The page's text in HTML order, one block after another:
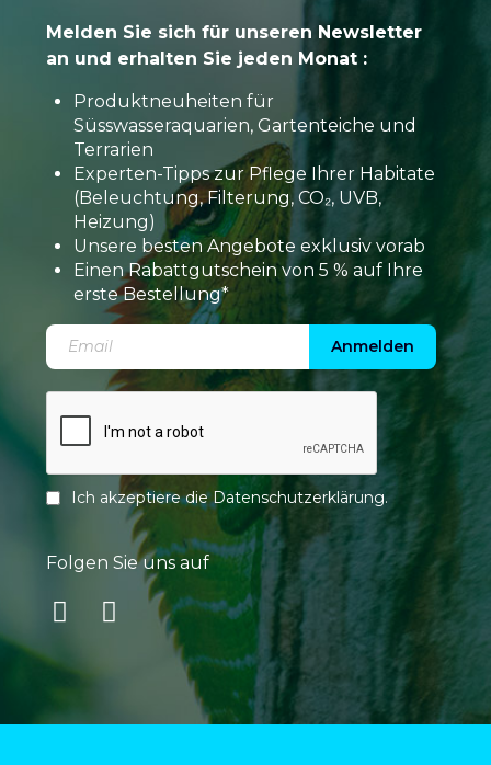
Melden Sie sich für unseren Newsletter
an und erhalten Sie jeden Monat :
Produktneuheiten für
Süsswasseraquarien, Gartenteiche und
Terrarien
Experten-Tipps zur Pflege Ihrer Habitate
(Beleuchtung, Filterung, CO₂, UVB,
Heizung)
Unsere besten Angebote exklusiv vorab
Einen Rabattgutschein von 5 % auf Ihre
erste Bestellung*
Anmelden
Ich akzeptiere dieDatenschutzerklärung.
Folgen Sie uns auf